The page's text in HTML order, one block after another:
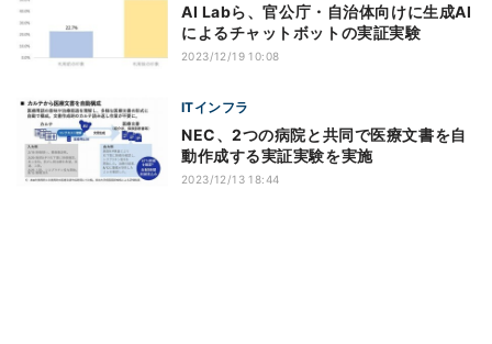
AI Labら、官公庁・自治体向けに生成AI
によるチャットボットの実証実験
2023/12/19 10:08
ITインフラ
NEC、2つの病院と共同で医療文書を自
動作成する実証実験を実施
2023/12/13 18:44